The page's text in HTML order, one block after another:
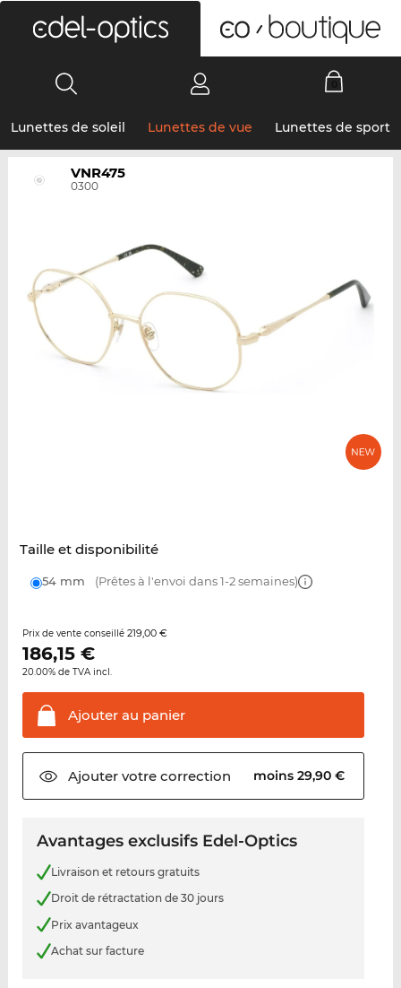
Lunettes de soleil Lunettes de vue Lunettes de sport
VNR475
0300
Taille et disponibilité
54 mm (Prêtes à l'envoi dans 1-2 semaines)
Prix de vente conseillé 219,00 €
186,15€
20.00% de TVA incl.
Ajouter au panier
Ajouter votrecorrection moins 29,90 €
Avantages exclusifs Edel-Optics
Livraison et retours gratuits
Droit de rétractation de 30 jours
Prix avantageux
Achat sur facture